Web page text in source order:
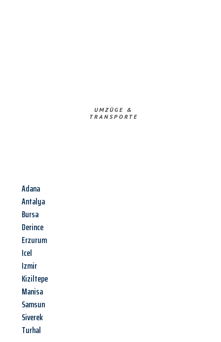
UMZÜGE &
TRANSPORTE
Adana
Antalya
Bursa
Derince
Erzurum
Icel
Izmir
Kiziltepe
Manisa
Samsun
Siverek
Turhal